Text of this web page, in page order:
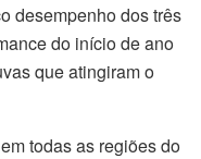
desempenho dos três
do início de ano
que atingiram o
todas as regiões do